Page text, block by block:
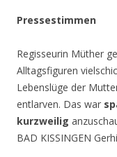
Pressestimmen
Regisseurin Müther
Alltagsfiguren
Lebenslüge der
entlarven. Das war
kurzweilig
BAD KISSINGEN